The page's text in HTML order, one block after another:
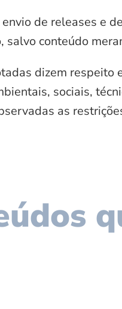
de releases e
salvo conteúdo
dizem respeito
sociais,
as